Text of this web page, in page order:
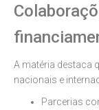
A matéria destaca
nacionais e
Parcerias